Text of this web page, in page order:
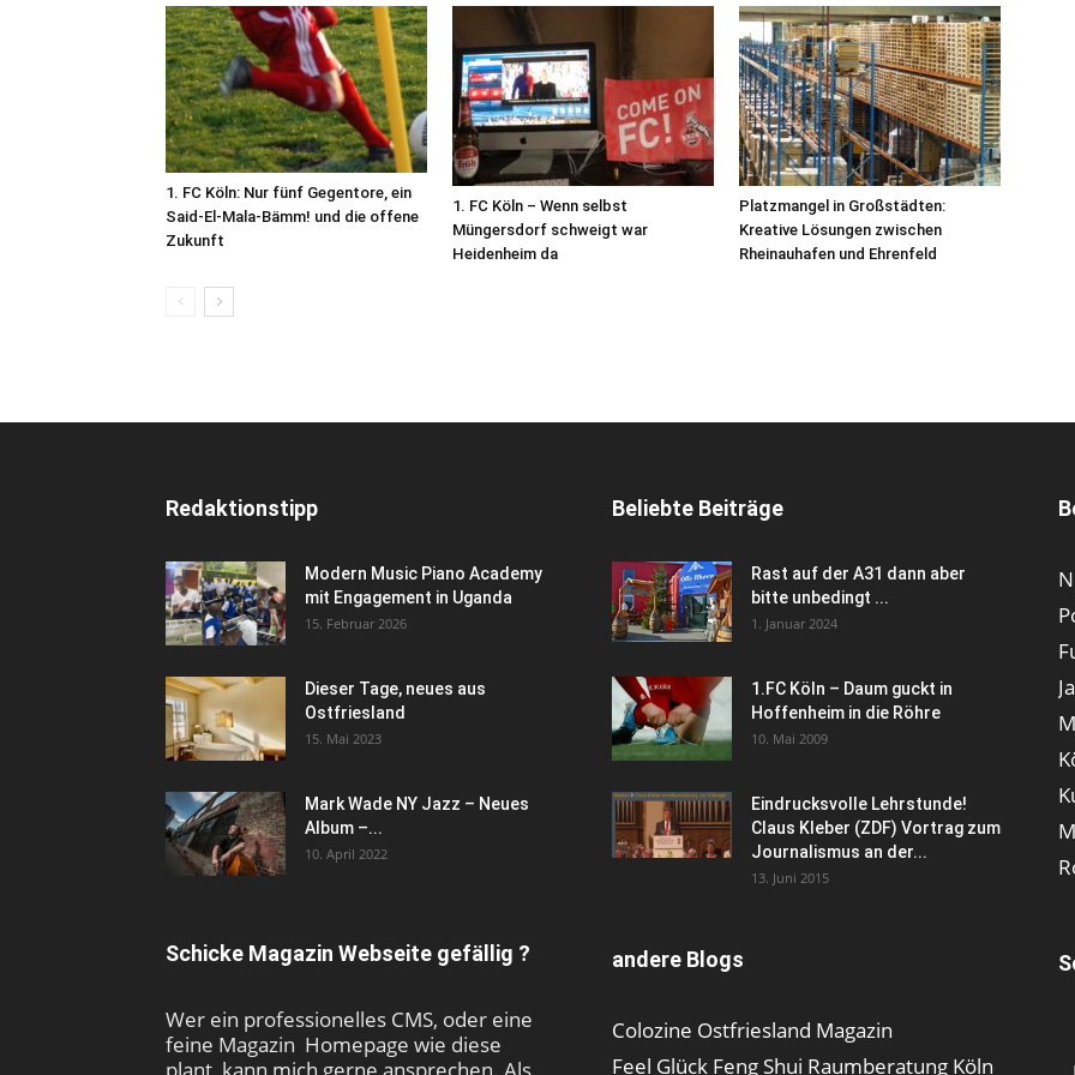
1. FC Köln: Nur fünf Gegentore, ein
Said-El-Mala-Bämm! und die offene
Zukunft
1. FC Köln – Wenn selbst
Müngersdorf schweigt war
Heidenheim da
Platzmangel in Großstädten:
Kreative Lösungen zwischen
Rheinauhafen und Ehrenfeld
Redaktionstipp
Modern Music Piano Academy
mit Engagement in Uganda
15. Februar 2026
Dieser Tage, neues aus
Ostfriesland
15. Mai 2023
Mark Wade NY Jazz – Neues
Album –...
10. April 2022
Schicke Magazin Webseite gefällig ?
Wer ein professionelles CMS, oder eine
feine Magazin Homepage wie diese
Beliebte Beiträge
Rast auf der A31 dann aber
bitte unbedingt ...
1. Januar 2024
1.FC Köln – Daum guckt in
Hoffenheim in die Röhre
10. Mai 2009
Eindrucksvolle Lehrstunde!
Claus Kleber (ZDF) Vortrag zum
Journalismus an der...
13. Juni 2015
andere Blogs
Colozine Ostfriesland Magazin
Feel Glück Feng Shui Raumberatung Köln